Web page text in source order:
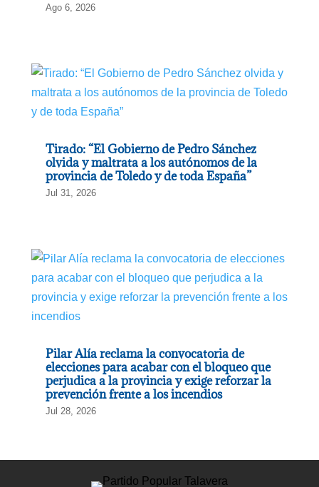
Ago 6, 2026
Tirado: “El Gobierno de Pedro Sánchez
olvida y maltrata a los autónomos de la
provincia de Toledo y de toda España”
Jul 31, 2026
Pilar Alía reclama la convocatoria de
elecciones para acabar con el bloqueo que
perjudica a la provincia y exige reforzar la
prevención frente a los incendios
Jul 28, 2026